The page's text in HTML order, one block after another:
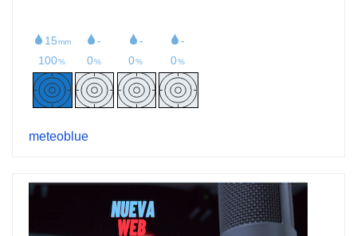
meteoblue